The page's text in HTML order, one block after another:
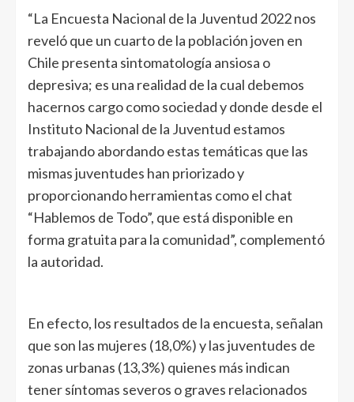
“La Encuesta Nacional de la Juventud 2022 nos
reveló que un cuarto de la población joven en
Chile presenta sintomatología ansiosa o
depresiva; es una realidad de la cual debemos
hacernos cargo como sociedad y donde desde el
Instituto Nacional de la Juventud estamos
trabajando abordando estas temáticas que las
mismas juventudes han priorizado y
proporcionando herramientas como el chat
“Hablemos de Todo”, que está disponible en
forma gratuita para la comunidad”, complementó
la autoridad.
En efecto, los resultados de la encuesta, señalan
que son las mujeres (18,0%) y las juventudes de
zonas urbanas (13,3%) quienes más indican
tener síntomas severos o graves relacionados